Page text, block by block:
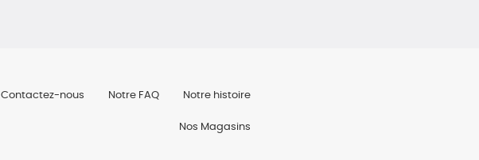
Contactez-nous Notre FAQ Notre histoire
Nos Magasins